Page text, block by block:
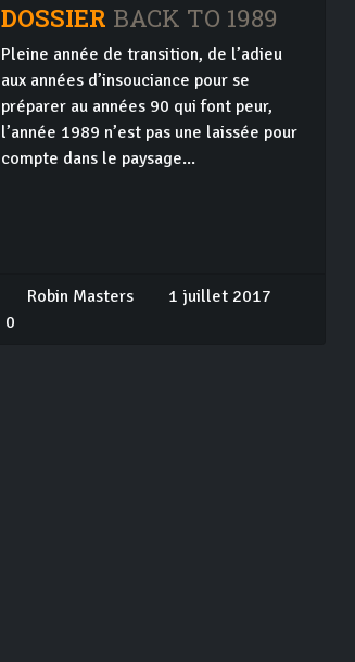
DOSSIER BACK TO 1989
Pleine année de transition, de l’adieu
aux années d’insouciance pour se
préparer au années 90 qui font peur,
l’année 1989 n’est pas une laissée pour
compte dans le paysage...
Robin Masters
1 juillet 2017
0